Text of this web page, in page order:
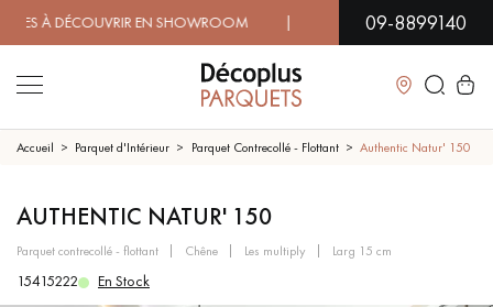
EN SHOWROOM | DISPONIBILITÉ09-8899140
Fermer
LES RECHERCHES LES PLUS COURANTES
PARQUET MASSIF
Accueil Parquet d'Intérieur Parquet Contrecollé - Flottant Authentic Natur' 150
AUTHENTIC NATUR' 150
parquet contrecollé - flottant chêne les multiply larg 15 cm
15415222 En Stock